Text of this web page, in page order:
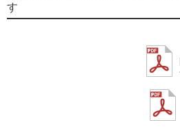
す